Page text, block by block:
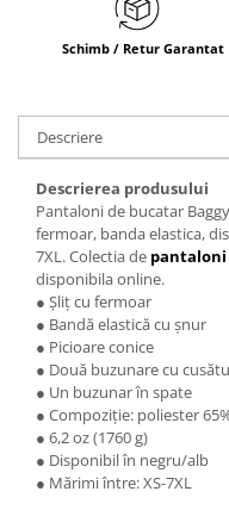
Schimb / Retur Garantat
Descriere
Descrierea produsului
Pantaloni de bucatar
fermoar, banda elastica,
7XL. Colectia de
disponibila online.
● Șliț cu fermoar
● Bandă elastică cu șnur
● Picioare conice
● Două buzunare cu
● Un buzunar în spate
● Compoziție: poliester
● 6,2 oz (1760 g)
● Disponibil în negru/alb
● Mărimi între: XS-7XL